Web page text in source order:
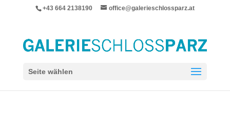
+43 664 2138190 office@galerieschlossparz.at
Seite wählen